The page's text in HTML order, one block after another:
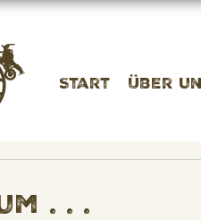
Start Über
. . .